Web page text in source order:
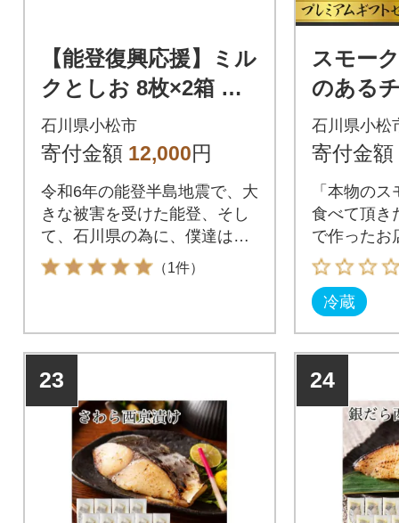
【能登復興応援】ミル
クとしお 8枚×2箱 高
校生がつくった石川
応援ギフト ミルクサ
石川県小松市
寄付金額 12,000円
令和6年の能登半島地震で、大
きな被害を受けた能登、そし
て、石川県の為に、僕達は、
能登の名産である自然の中で
育った能登のミルクと海の恵
くりました。
（1件）
スモー
のある
Smoke
フトセ
石川県小松
寄付金額
「本物の
食べて頂き
で作ったお
ズが返礼品
冷蔵
23 24